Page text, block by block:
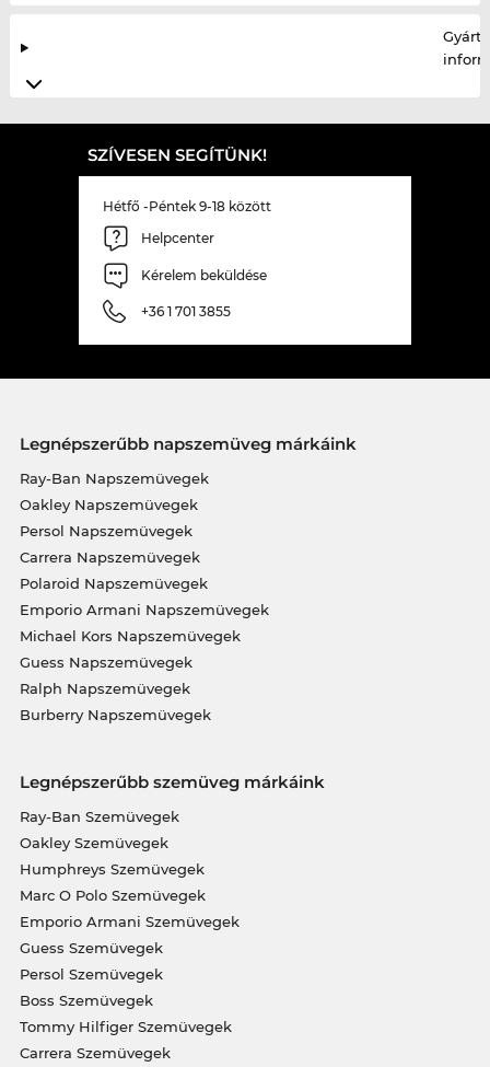
SZÍVESEN SEGÍTÜNK!
Hétfő -Péntek 9-18 között
Helpcenter
Kérelem beküldése
+36 1 701 3855
Legnépszerűbb napszemüveg márkáink
Ray-Ban Napszemüvegek
Oakley Napszemüvegek
Persol Napszemüvegek
Carrera Napszemüvegek
Polaroid Napszemüvegek
Emporio Armani Napszemüvegek
Michael Kors Napszemüvegek
Guess Napszemüvegek
Ralph Napszemüvegek
Burberry Napszemüvegek
Legnépszerűbb szemüveg márkáink
Ray-Ban Szemüvegek
Oakley Szemüvegek
Humphreys Szemüvegek
Marc O Polo Szemüvegek
Emporio Armani Szemüvegek
Guess Szemüvegek
Persol Szemüvegek
Boss Szemüvegek
Tommy Hilfiger Szemüvegek
Carrera Szemüvegek